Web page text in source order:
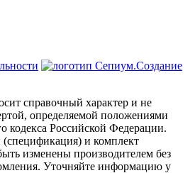
Создание
справочный характер и не
определяемой положениями
кодекса Российской Федерации.
и комплект
изменены производителем без
Уточняйте информацию у